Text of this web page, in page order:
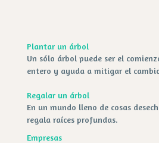
Plantar un árbol
Un sólo árbol puede ser el
entero y ayuda a mitigar el
Regalar un árbol
En un mundo lleno de cosas
regala raíces profundas.
Empresas